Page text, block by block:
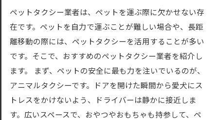
ペットタクシー業者は、ペットを運ぶ際に欠かせない存
在です。ペットを自力で運ぶことが難しい場合や、長距
離移動の際には、ペットタクシーを活用することが多い
です。そこで、おすすめのペットタクシー業者を紹介し
ます。 まず、ペットの安全に最も力を注いでいるのが、
アニマルタクシーです。ドアを開けた瞬間から愛犬にス
トレスをかけないよう、ドライバーは静かに接近しま
す。広いスペースで、おやつやおもちゃも持参して、ペ